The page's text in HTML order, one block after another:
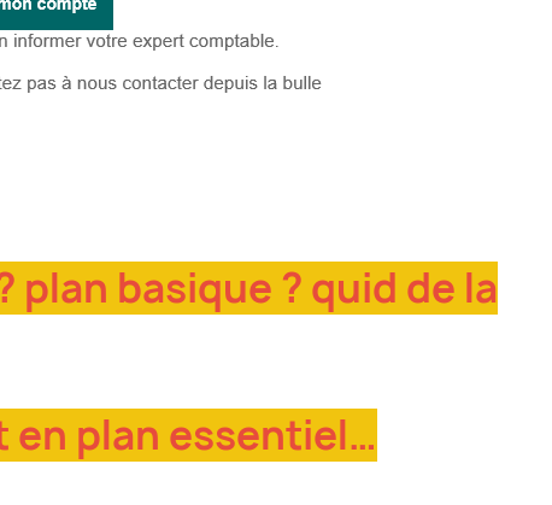
plan basique ? quid de la
en plan essentiel…